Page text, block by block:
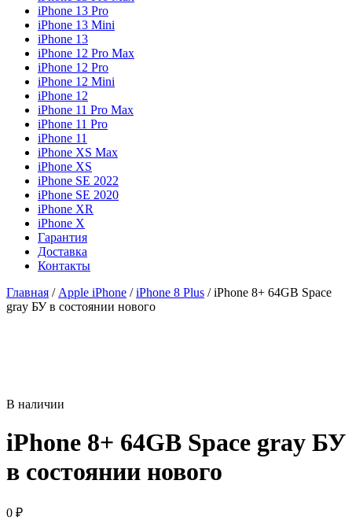
iPhone 13 Pro
iPhone 13 Mini
iPhone 13
iPhone 12 Pro Max
iPhone 12 Pro
iPhone 12 Mini
iPhone 12
iPhone 11 Pro Max
iPhone 11 Pro
iPhone 11
iPhone XS Max
iPhone XS
iPhone SE 2022
iPhone SE 2020
iPhone XR
iPhone X
Гарантия
Доставка
Контакты
Главная / Apple iPhone /iPhone 8 Plus / iPhone 8+ 64GB Space
gray БУ в состоянии нового
В наличии
iPhone 8+ 64GB Space gray БУ
в состоянии нового
0 ₽